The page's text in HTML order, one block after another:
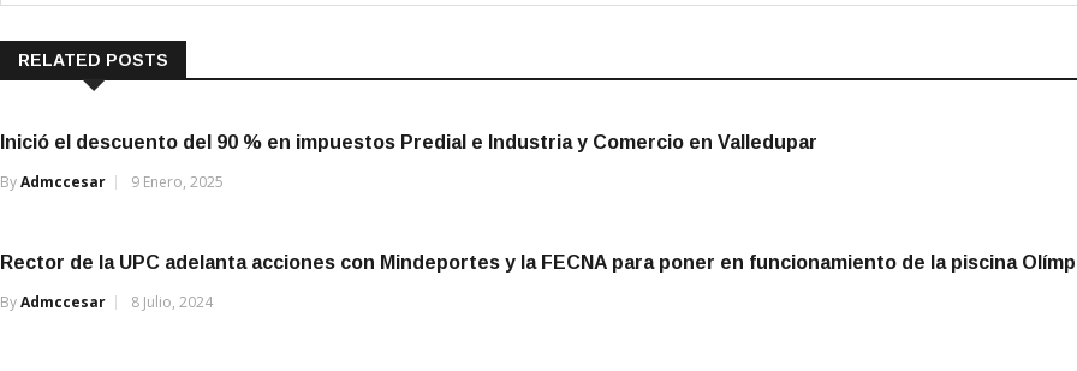
RELATED POSTS
Inició el descuento del 90 % en impuestos Predial e Industria y Comercio en Valledupar
ByAdmccesar 9 Enero, 2025
Rector de la UPC adelanta acciones con Mindeportes y la FECNA para poner en funcionamiento de la piscina
ByAdmccesar 8 Julio, 2024